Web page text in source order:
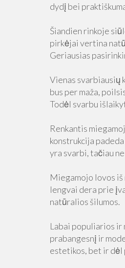
dydį bei
Šiandien rinkoje
pirkėjai vertina
Geriausias
Vienas svarbiausių
bus per maža,
Todėl svarbu
Renkantis
konstrukcija padeda
yra svarbi, tačiau
Miegamojo lovos iš
lengvai dera prie
natūralios šilumos.
Labai populiarios ir
prabangesnį ir
estetikos, bet ir dėl